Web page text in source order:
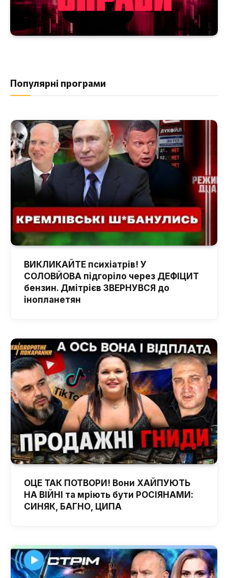
Популярні програми
ВИКЛИКАЙТЕ психіатрів! У
СОЛОВЙОВА підгоріло через ДЕФІЦИТ
бензин. Дмітрієв ЗВЕРНУВСЯ до
інопланетян
ОЦЕ ТАК ПОТВОРИ! Вони ХАЙПУЮТЬ
НА ВІЙНІ та мріють бути РОСІЯНАМИ:
СИНЯК, БАГНО, ЦИПА